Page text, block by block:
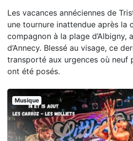
Les vacances annéciennes de
une tournure inattendue après la
compagnon à la plage d’Albigny,
d’Annecy. Blessé au visage, ce
transporté aux urgences où neuf
ont été posés.
Musique